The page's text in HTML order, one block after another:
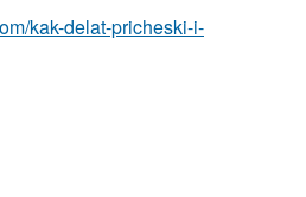
kak-delat-pricheski-i-